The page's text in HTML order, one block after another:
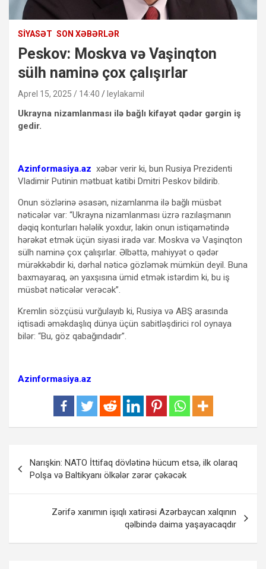
SIYASƏT SON XƏBƏRLƏR
Peskov: Moskva və Vaşinqton
sülh naminə çox çalışırlar
Aprel 15, 2025 / 14:40 leylakamil
Ukrayna nizamlanması ilə bağlı kifayət qədər gərgin iş
gedir.
Azinformasiya.az xəbər verir ki, bun Rusiya Prezidenti
Vladimir Putinin mətbuat katibi Dmitri Peskov bildirib.
Onun sözlərinə əsasən, nizamlanma ilə bağlı müsbət
nəticələr var: “Ukrayna nizamlanması üzrə razılaşmanın
dəqiq konturları hələlik yoxdur, lakin onun istiqamətində
hərəkət etmək üçün siyasi iradə var. Moskva və Vaşinqton
sülh naminə çox çalışırlar. Əlbəttə, mahiyyət o qədər
mürəkkəbdir ki, dərhal nəticə gözləmək mümkün deyil. Buna
baxmayaraq, ən yaxşısına ümid etmək istərdim ki, bu iş
müsbət nəticələr verəcək”.
Kremlin sözçüsü vurğulayıb ki, Rusiya və ABŞ arasında
iqtisadi əməkdaşlıq dünya üçün sabitləşdirici rol oynaya
bilər: “Bu, göz qabağındadır”.
Azinformasiya.az
naviqasiyası
Narışkin: NATO İttifaq dövlətinə hücum etsə, ilk olaraq
Polşa və Baltikyanı ölkələr zərər çəkəcək
Zərifə xanımın işıqlı xatirəsi Azərbaycan xalqının
qəlbində daima yaşayacaqdır